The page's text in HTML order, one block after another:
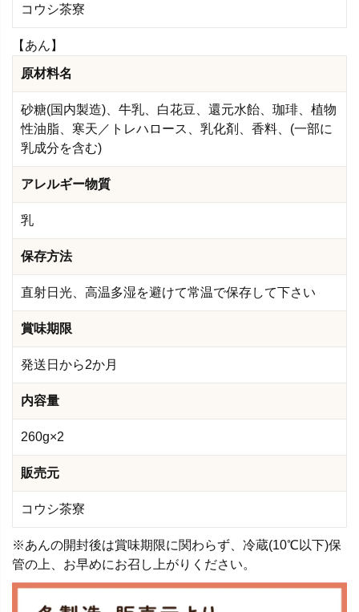
コウシ茶寮
【あん】
原材料名
砂糖(国内製造)、牛乳、白花豆、還元水飴、珈琲、植物
性油脂、寒天／トレハロース、乳化剤、香料、(一部に
乳成分を含む)
アレルギー物質
乳
保存方法
直射日光、高温多湿を避けて常温で保存して下さい
賞味期限
発送日から2か月
内容量
260g×2
販売元
コウシ茶寮
※あんの開封後は賞味期限に関わらず、冷蔵(10℃以下)保
管の上、お早めにお召し上がりください。